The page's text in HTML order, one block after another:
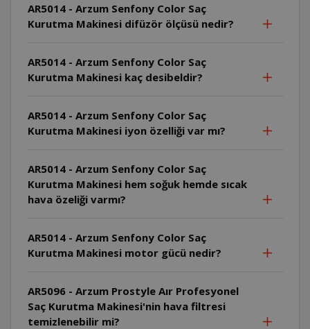
AR5014 - Arzum Senfony Color Saç
Kurutma Makinesi difüzör ölçüsü nedir?
AR5014 - Arzum Senfony Color Saç
Kurutma Makinesi kaç desibeldir?
AR5014 - Arzum Senfony Color Saç
Kurutma Makinesi iyon özelliği var mı?
AR5014 - Arzum Senfony Color Saç
Kurutma Makinesi hem soğuk hemde sıcak
hava özeliği varmı?
AR5014 - Arzum Senfony Color Saç
Kurutma Makinesi motor gücü nedir?
AR5096 - Arzum Prostyle Aır Profesyonel
Saç Kurutma Makinesi'nin hava filtresi
temizlenebilir mi?